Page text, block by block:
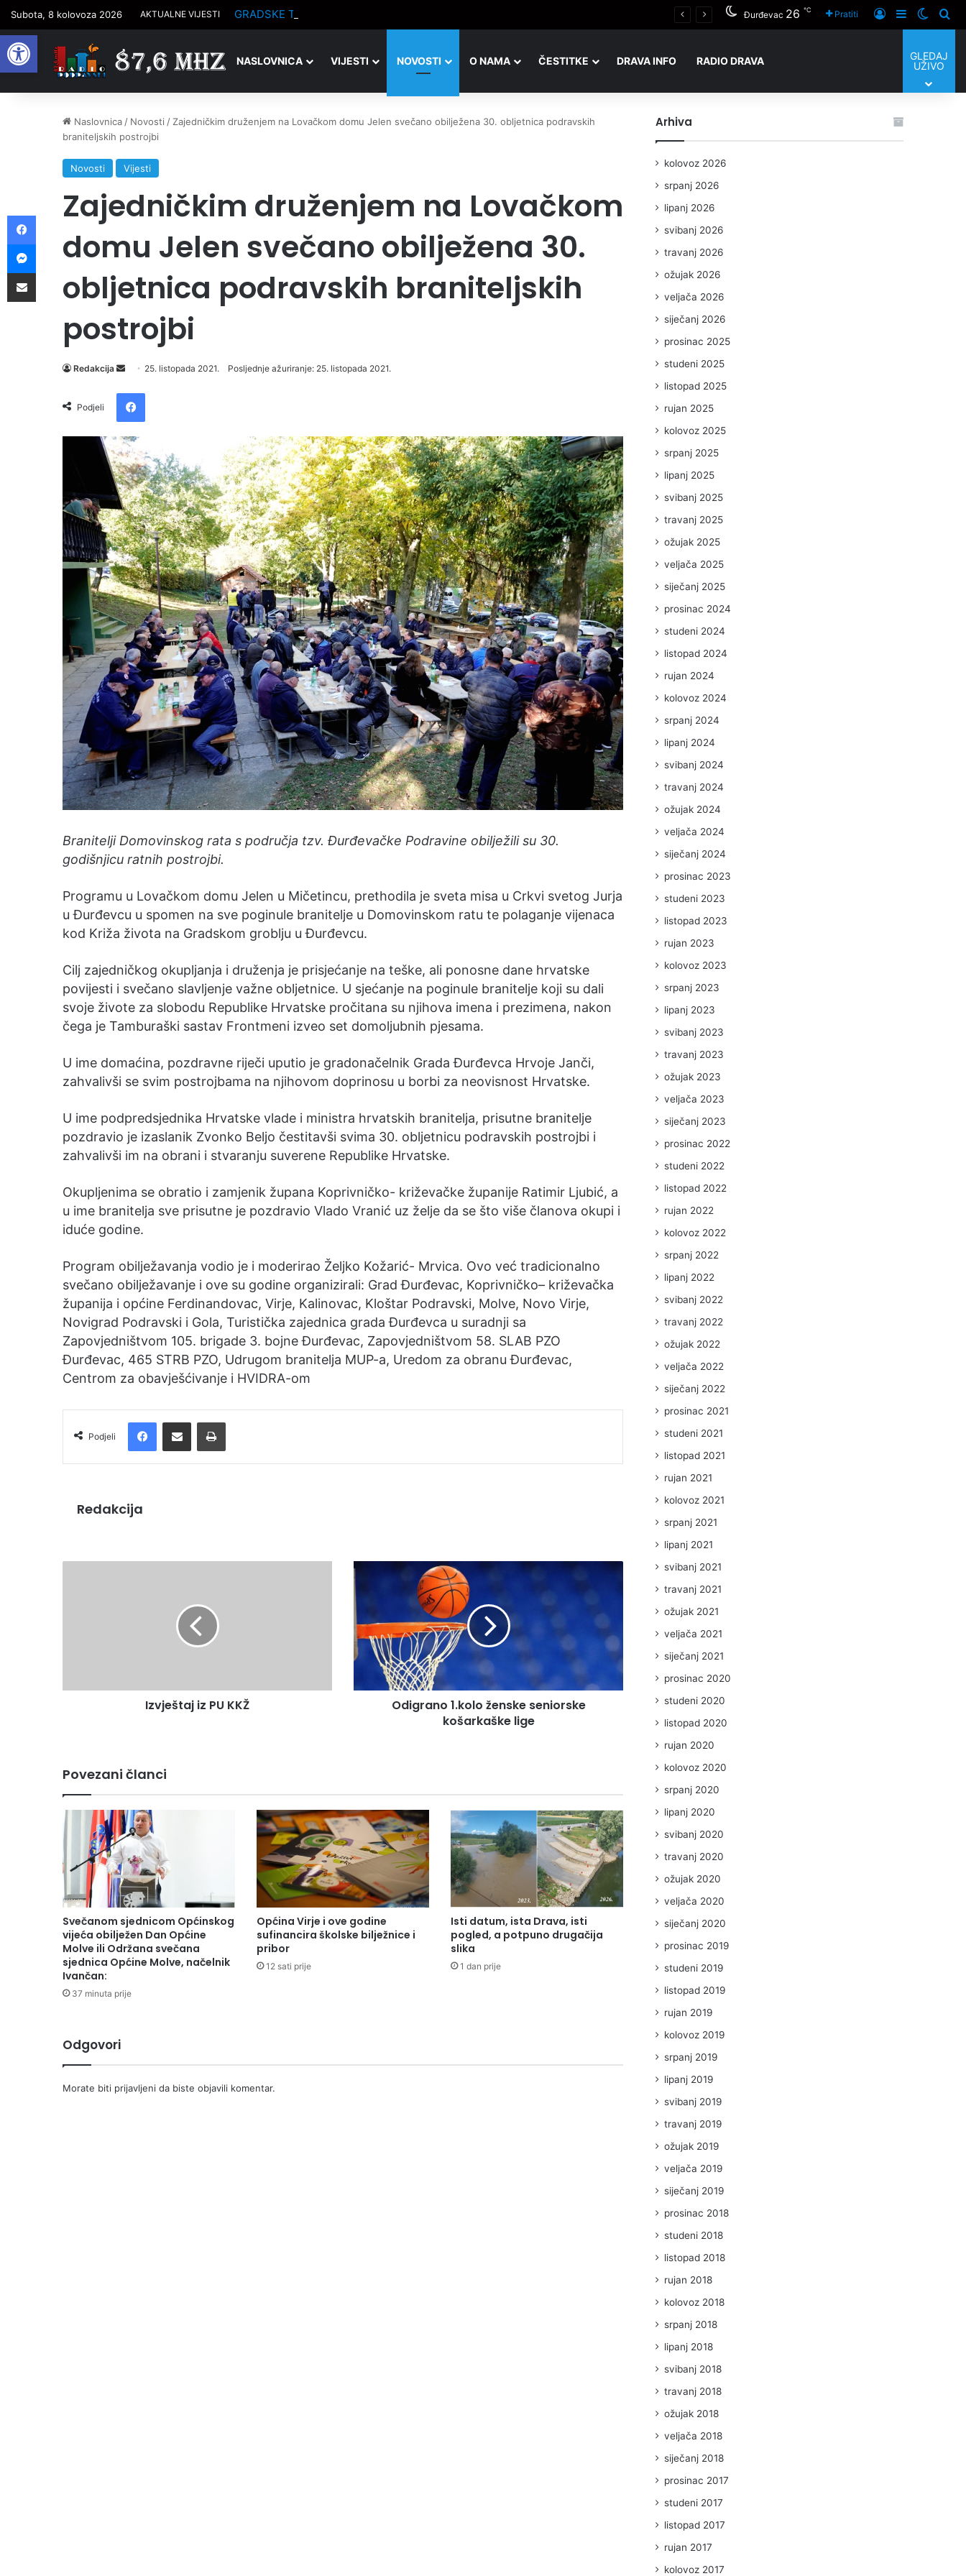
Open toolbar
Subota, 8 kolovoza 2026 AKTUALNE VIJESTI Đurđevac 26 ℃ Pratiti Prijaviti se
Sidebar
NASLOVNICA VIJESTI NOVOSTI O NAMA ČESTITKE DRAVA INFO RADIO DRAVA
GLEDAJ
UŽIVO
Naslovnica / Novosti / Zajedničkim druženjem na Lovačkom domu Jelen svečano obilježena 30. obljetnica podravskih
braniteljskih postrojbi
Novosti Vijesti
Zajedničkim druženjem na Lovačkom
domu Jelen svečano obilježena 30.
obljetnica podravskih braniteljskih
postrojbi
Redakcija
Send
email
25. listopada 2021. Posljednje ažuriranje: 25. listopada 2021.
Podjeli
Facebook
Branitelji Domovinskog rata s područja tzv. Đurđevačke Podravine obilježili su 30.
godišnjicu ratnih postrojbi.
Programu u Lovačkom domu Jelen u Mičetincu, prethodila je sveta misa u Crkvi svetog Jurja
u Đurđevcu u spomen na sve poginule branitelje u Domovinskom ratu te polaganje vijenaca
kod Križa života na Gradskom groblju u Đurđevcu.
Cilj zajedničkog okupljanja i druženja je prisjećanje na teške, ali ponosne dane hrvatske
povijesti i svečano slavljenje važne obljetnice. U sjećanje na poginule branitelje koji su dali
svoje živote za slobodu Republike Hrvatske pročitana su njihova imena i prezimena, nakon
čega je Tamburaški sastav Frontmeni izveo set domoljubnih pjesama.
U ime domaćina, pozdravne riječi uputio je gradonačelnik Grada Đurđevca Hrvoje Janči,
zahvalivši se svim postrojbama na njihovom doprinosu u borbi za neovisnost Hrvatske.
U ime podpredsjednika Hrvatske vlade i ministra hrvatskih branitelja, prisutne branitelje
pozdravio je izaslanik Zvonko Beljo čestitavši svima 30. obljetnicu podravskih postrojbi i
zahvalivši im na obrani i stvaranju suverene Republike Hrvatske.
Okupljenima se obratio i zamjenik župana Koprivničko- križevačke županije Ratimir Ljubić, a
u ime branitelja sve prisutne je pozdravio Vlado Vranić uz želje da se što više članova okupi i
iduće godine.
Program obilježavanja vodio je i moderirao Željko Kožarić- Mrvica. Ovo već tradicionalno
svečano obilježavanje i ove su godine organizirali: Grad Đurđevac, Koprivničko– križevačka
županija i općine Ferdinandovac, Virje, Kalinovac, Kloštar Podravski, Molve, Novo Virje,
Novigrad Podravski i Gola, Turistička zajednica grada Đurđevca u suradnji sa
Zapovjedništvom 105. brigade 3. bojne Đurđevac, Zapovjedništvom 58. SLAB PZO
Đurđevac, 465 STRB PZO, Udrugom branitelja MUP-a, Uredom za obranu Đurđevac,
Centrom za obavješćivanje i HVIDRA-om
Podjeli
FacebookPodijelite putem e-pošte Ispis
Redakcija
Izvještaj iz PU KKŽ
Odigrano 1.kolo ženske seniorske
košarkaške lige
Povezani članci
Svečanom sjednicom Općinskog
vijeća obilježen Dan Općine
Molve ili Održana svečana
sjednica Općine Molve, načelnik
Ivančan:
37 minuta prije
Općina Virje i ove godine
sufinancira školske bilježnice i
pribor
12 sati prije
Isti datum, ista Drava, isti
pogled, a potpuno drugačija
slika
1 dan prije
Odgovori
Morate biti prijavljeni da biste objavili komentar.
Arhiva
kolovoz 2026
srpanj 2026
lipanj 2026
svibanj 2026
travanj 2026
ožujak 2026
veljača 2026
siječanj 2026
prosinac 2025
studeni 2025
listopad 2025
rujan 2025
kolovoz 2025
srpanj 2025
lipanj 2025
svibanj 2025
travanj 2025
ožujak 2025
veljača 2025
siječanj 2025
prosinac 2024
studeni 2024
listopad 2024
rujan 2024
kolovoz 2024
srpanj 2024
lipanj 2024
svibanj 2024
travanj 2024
ožujak 2024
veljača 2024
siječanj 2024
prosinac 2023
studeni 2023
listopad 2023
rujan 2023
kolovoz 2023
srpanj 2023
lipanj 2023
svibanj 2023
travanj 2023
ožujak 2023
veljača 2023
siječanj 2023
prosinac 2022
studeni 2022
listopad 2022
rujan 2022
kolovoz 2022
srpanj 2022
lipanj 2022
svibanj 2022
travanj 2022
ožujak 2022
veljača 2022
siječanj 2022
prosinac 2021
studeni 2021
listopad 2021
rujan 2021
kolovoz 2021
srpanj 2021
lipanj 2021
svibanj 2021
travanj 2021
ožujak 2021
veljača 2021
siječanj 2021
prosinac 2020
studeni 2020
listopad 2020
rujan 2020
kolovoz 2020
srpanj 2020
lipanj 2020
svibanj 2020
travanj 2020
ožujak 2020
veljača 2020
siječanj 2020
prosinac 2019
studeni 2019
listopad 2019
rujan 2019
kolovoz 2019
srpanj 2019
lipanj 2019
svibanj 2019
travanj 2019
ožujak 2019
veljača 2019
siječanj 2019
prosinac 2018
studeni 2018
listopad 2018
rujan 2018
kolovoz 2018
srpanj 2018
lipanj 2018
svibanj 2018
travanj 2018
ožujak 2018
veljača 2018
siječanj 2018
prosinac 2017
studeni 2017
listopad 2017
rujan 2017
kolovoz 2017
Facebook
Messenger
Podijelite putem e-pošte